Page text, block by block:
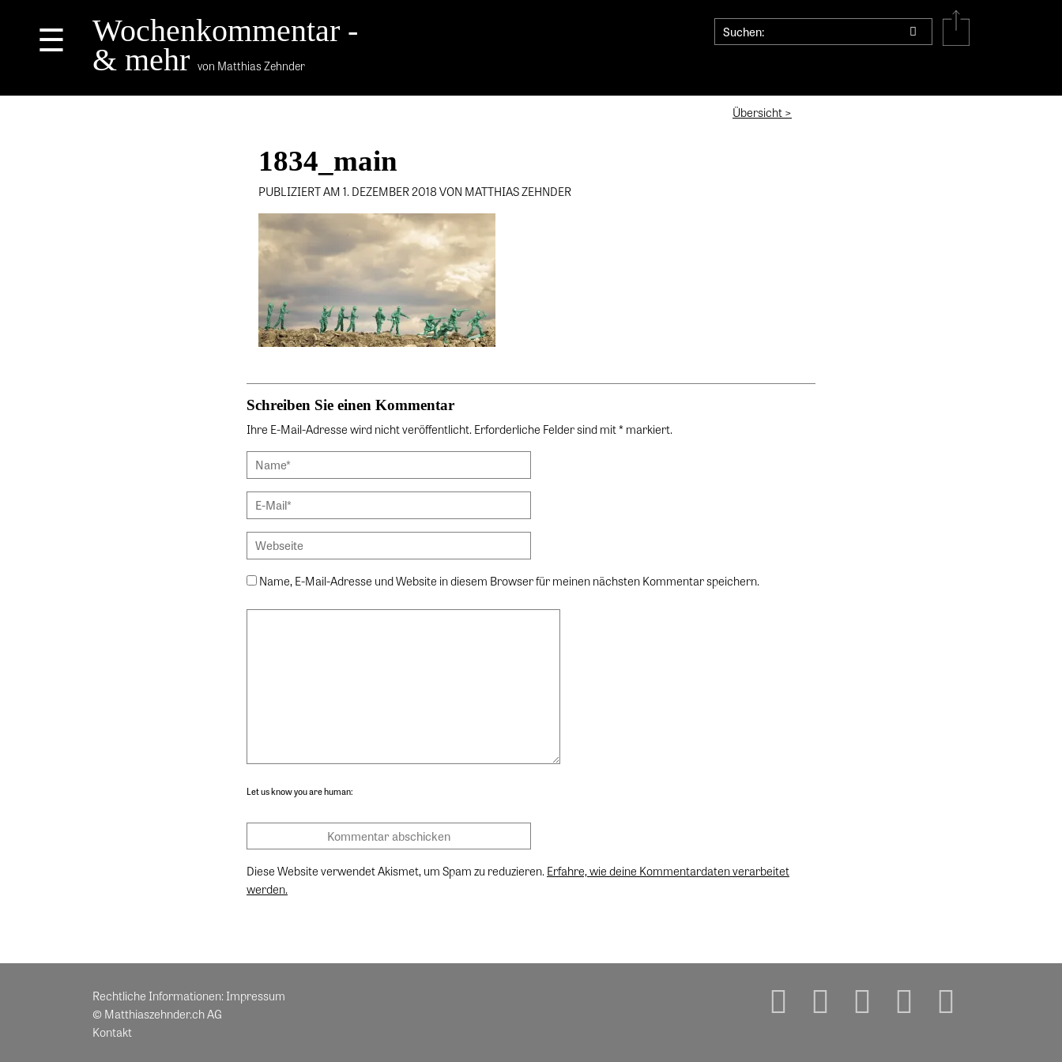
☰
Wochenkommentar -
& mehr von Matthias Zehnder
Übersicht >
1834_main
PUBLIZIERT AM 1. DEZEMBER 2018 VON MATTHIAS ZEHNDER
Schreiben Sie einen Kommentar
Ihre E-Mail-Adresse wird nicht veröffentlicht. Erforderliche Felder sind mit * markiert.
Name, E-Mail-Adresse und Website in diesem Browser für meinen nächsten Kommentar speichern.
Let us know you are human:
Diese Website verwendet Akismet, um Spam zu reduzieren. Erfahre, wie deine Kommentardaten verarbeitet
werden.
Rechtliche Informationen: Impressum
© Matthiaszehnder.ch AG
Kontakt